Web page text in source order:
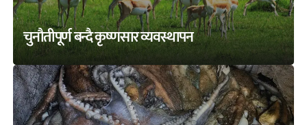
चुनौतीपूर्ण बन्दै कृष्णसार व्यवस्थापन